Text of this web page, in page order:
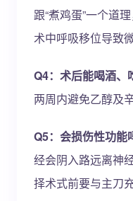
跟“煮鸡蛋”一个道
术中呼吸移位导致
Q4：术后能喝酒、
两周内避免乙醇及
Q5：会损伤性功能
经会阴入路远离神
择术式前要与主刀